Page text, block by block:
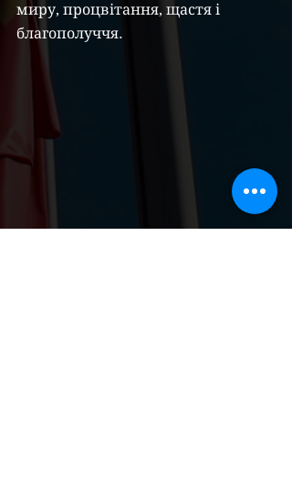
миру, процвітання, щастя і
благополуччя.